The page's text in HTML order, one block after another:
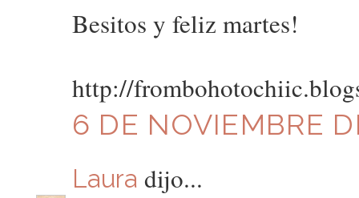
Besitos y feliz martes!
http://
6 DE NOVIEMBRE
Laura dijo...